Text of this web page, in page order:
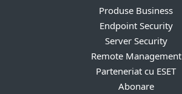
Produse Business
Endpoint Security
Server Security
Remote Management
Parteneriat cu ESET
Abonare